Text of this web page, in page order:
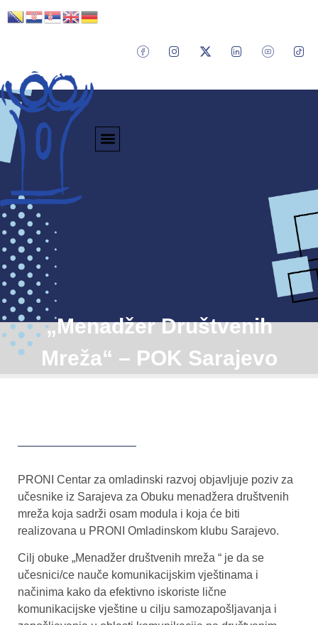
„Menadžer Društvenih
Mreža“ – POK Sarajevo
PRONI Centar za omladinski razvoj objavljuje poziv za
učesnike iz Sarajeva za Obuku menadžera društvenih
mreža koja sadrži osam modula i koja će biti
realizovana u PRONI Omladinskom klubu Sarajevo.
Cilj obuke „Menadžer društvenih mreža “ je da se
učesnici/ce nauče komunikacijskim vještinama i
načinima kako da efektivno iskoriste lične
komunikacijske vještine u cilju samozapošljavanja i